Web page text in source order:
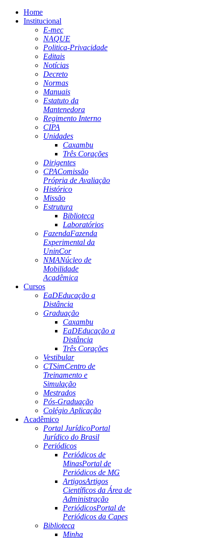
Home
Institucional
E-mec
NAQUE
Politica-Privacidade
Editais
Notícias
Decreto
Normas
Manuais
Estatuto da
Mantenedora
Regimento Interno
CIPA
Unidades
Caxambu
Três Corações
Dirigentes
CPAComissão
Própria de Avaliação
Histórico
Missão
Estrutura
Biblioteca
Laboratórios
FazendaFazenda
Experimental da
UninCor
NMANúcleo de
Mobilidade
Acadêmica
Cursos
EaDEducação a
Distância
Graduação
Caxambu
EaDEducação a
Distância
Três Corações
Vestibular
CTSimCentro de
Treinamento e
Simulação
Mestrados
Pós-Graduação
Colégio Aplicação
Acadêmico
Portal JurídicoPortal
Jurídico do Brasil
Periódicos
Periódicos de
MinasPortal de
Periódicos de MG
ArtigosArtigos
Científicos da Área de
Administração
PeriódicosPortal de
Periódicos da Capes
Biblioteca
Minha